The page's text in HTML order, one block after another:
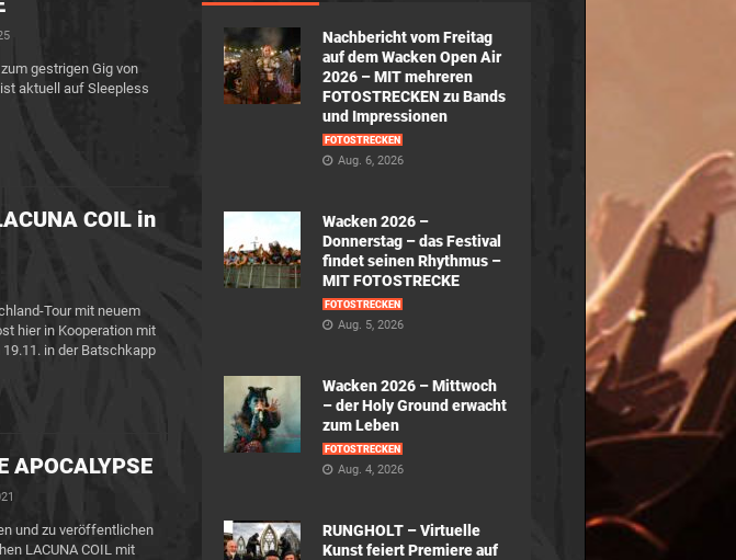
gestrigen Gig von
aktuell auf Sleepless
COIL in
Tour mit neuem
hier in Kooperation mit
in der Batschkapp
APOCALYPSE
und zu veröffentlichen
LACUNA COIL mit
Nachbericht vom Freitag
auf dem Wacken Open Air
2026 – MIT mehreren
FOTOSTRECKEN zu Bands
und Impressionen
FOTOSTRECKEN
Aug. 6, 2026
Wacken 2026 –
Donnerstag – das Festival
findet seinen Rhythmus –
MIT FOTOSTRECKE
FOTOSTRECKEN
Aug. 5, 2026
Wacken 2026 – Mittwoch
– der Holy Ground erwacht
zum Leben
FOTOSTRECKEN
Aug. 4, 2026
RUNGHOLT – Virtuelle
Kunst feiert Premiere auf